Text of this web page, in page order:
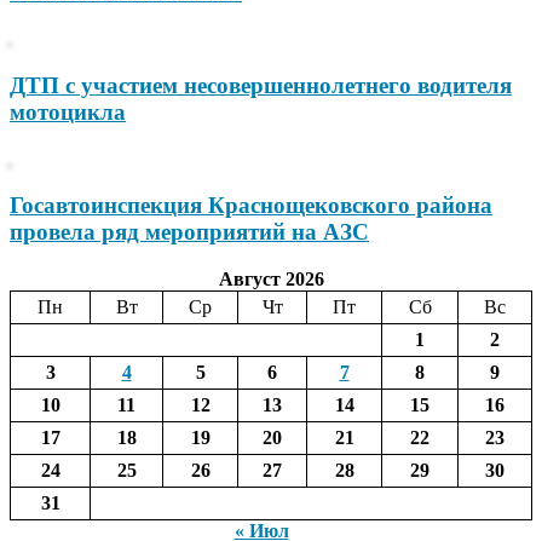
ДТП с участием несовершеннолетнего водителя
мотоцикла
Госавтоинспекция Краснощековского района
провела ряд мероприятий на АЗС
Август 2026
Пн
Вт Ср Чт Пт Сб
Вс
1
2
3
4 5 6 7 8
9
10
11 12 13 14 15
16
17
18 19 20 21 22
23
24
25 26 27 28 29
30
31
« Июл